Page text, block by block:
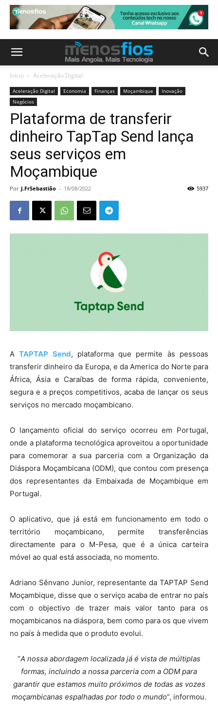
Início Aceleração Digital
Aceleração Digital Economia Finanças Moçambique
Inovação
Negócios
Plataforma de transferir
dinheiro TapTap Send lança
seus serviços em
Moçambique
Por J.FrSebastião - 18/08/2022 5937
ATAPTAP Send, plataforma que permite às pessoas
transferir dinheiro da Europa, e da America do Norte para
África, Ásia e Caraíbas de forma rápida, conveniente,
segura e a preços competitivos, acaba de lançar os seus
serviços no mercado moçambicano.
O lançamento oficial do serviço ocorreu em Portugal,
onde a plataforma tecnológica aproveitou a oportunidade
para comemorar a sua parceria com a Organização da
Diáspora Moçambicana (ODM), que contou com presença
dos representantes da Embaixada de Moçambique em
Portugal.
O aplicativo, que já está em funcionamento em todo o
território moçambicano, permite transferências
directamente para o M-Pesa, que é a única carteira
móvel ao qual está associada, no momento.
Adriano Sênvano Junior, representante da TAPTAP Send
Moçambique, disse que o serviço acaba de entrar no país
com o objectivo de trazer mais valor tanto para os
moçambicanos na diáspora, bem como para os que vivem
no país à medida que o produto evolui.
“A nossa abordagem localizada já é vista de múltiplas
formas, incluindo a nossa parceria com a ODM para
garantir que estamos muito próximos de todas as vozes
moçambicanas espalhadas por todo o mundo“, informou.